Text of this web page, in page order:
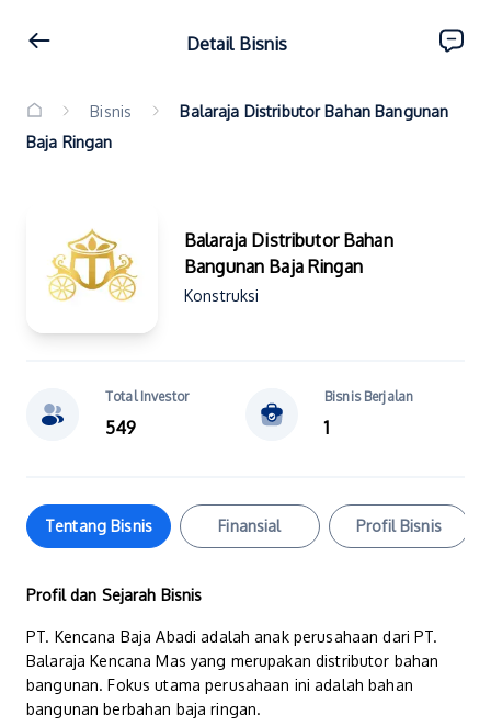
Detail Bisnis
Bisnis
Balaraja Distributor Bahan Bangunan
Baja Ringan
Balaraja Distributor Bahan
Bangunan Baja Ringan
Konstruksi
Total Investor
549
Bisnis Berjalan
1
Tentang Bisnis Finansial Profil Bisnis
Profil dan Sejarah Bisnis
PT. Kencana Baja Abadi adalah anak perusahaan dari PT.
Balaraja Kencana Mas yang merupakan distributor bahan
bangunan. Fokus utama perusahaan ini adalah bahan
bangunan berbahan baja ringan.